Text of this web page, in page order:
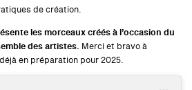
de création.
les morceaux créés à l’occasion du
des artistes. Merci et bravo à
en préparation pour 2025.